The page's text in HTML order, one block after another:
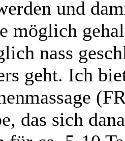
und
möglich
nass
geht. Ich
das sich